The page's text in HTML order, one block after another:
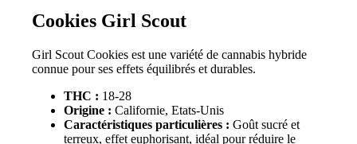
Cookies Girl Scout
Girl Scout Cookies est une variété de cannabis hybride
connue pour ses effets équilibrés et durables.
THC : 18-28
Origine : Californie, Etats-Unis
Caractéristiques particulières : Goût sucré et
terreux, effet euphorisant, idéal pour réduire le